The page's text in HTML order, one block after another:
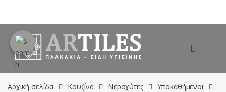
navigation
content
Αρχική σελίδα Κουζίνα Νεροχύτες Υποκαθήμενοι